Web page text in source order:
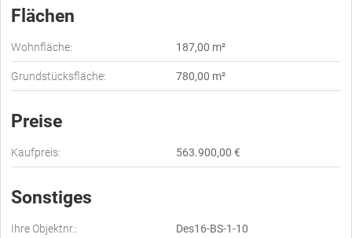
Flächen
Wohnfläche: 187,00 m²
Grundstücksfläche: 780,00 m²
Preise
Kaufpreis: 563.900,00 €
Sonstiges
Ihre Objektnr.: Des16-BS-1-10